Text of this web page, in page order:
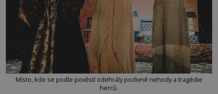
Místo, kde se podle pověstí odehrály podivné nehody a tragédie
herců.